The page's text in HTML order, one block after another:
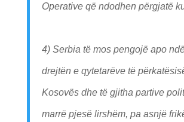
Operative që ndodhen përgjatë
4) Serbia të mos pengojë apo
drejtën e qytetarëve të
Kosovës dhe të gjitha partive
marrë pjesë lirshëm, pa asnjë